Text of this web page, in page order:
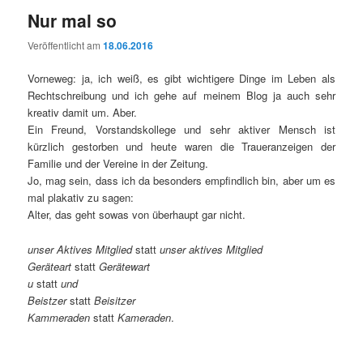
Nur mal so
Veröffentlicht am18.06.2016
Vorneweg: ja, ich weiß, es gibt wichtigere Dinge im Leben als
Rechtschreibung und ich gehe auf meinem Blog ja auch sehr
kreativ damit um. Aber.
Ein Freund, Vorstandskollege und sehr aktiver Mensch ist
kürzlich gestorben und heute waren die Traueranzeigen der
Familie und der Vereine in der Zeitung.
Jo, mag sein, dass ich da besonders empfindlich bin, aber um es
mal plakativ zu sagen:
Alter, das geht sowas von überhaupt gar nicht.
unser Aktives Mitgliedstattunser aktives Mitglied
Geräteart stattGerätewart
u stattund
BeistzerstattBeisitzer
Kammeraden stattKameraden.